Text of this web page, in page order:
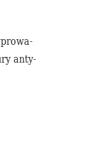
an­ty­